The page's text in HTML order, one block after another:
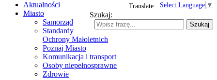
Select Language ▼
Translate:
Szukaj:
Szukaj
Aktualności
Miasto
Samorząd
Standardy
Ochrony Małoletnich
Poznaj Miasto
Komunikacja i transport
Osoby niepełnosprawne
Zdrowie